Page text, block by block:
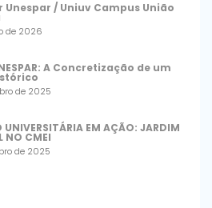
Unespar / Uniuv Campus União
de 2026
A Concretização de um
de 2025
UNIVERSITÁRIA EM AÇÃO: JARDIM
NO CMEI
de 2025